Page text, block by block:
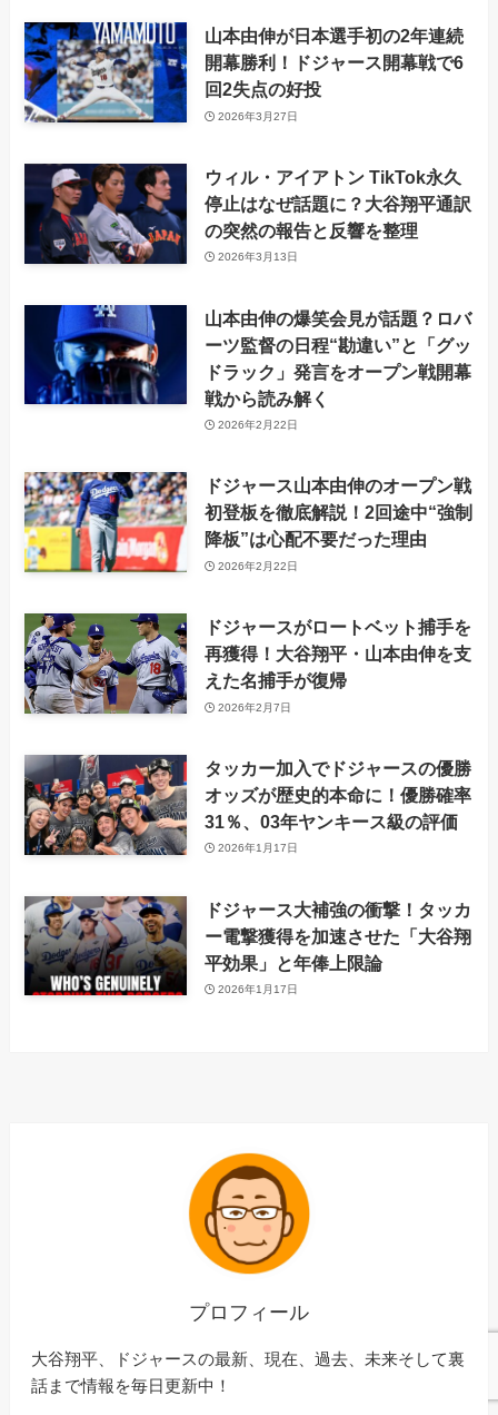
山本由伸が日本選手初の2年連続
開幕勝利！ドジャース開幕戦で6
回2失点の好投
2026年3月27日
ウィル・アイアトン TikTok永久
停止はなぜ話題に？大谷翔平通訳
の突然の報告と反響を整理
2026年3月13日
山本由伸の爆笑会見が話題？ロバ
ーツ監督の日程“勘違い”と「グッ
ドラック」発言をオープン戦開幕
戦から読み解く
2026年2月22日
ドジャース山本由伸のオープン戦
初登板を徹底解説！2回途中“強制
降板”は心配不要だった理由
2026年2月22日
ドジャースがロートベット捕手を
再獲得！大谷翔平・山本由伸を支
えた名捕手が復帰
2026年2月7日
タッカー加入でドジャースの優勝
オッズが歴史的本命に！優勝確率
31％、03年ヤンキース級の評価
2026年1月17日
ドジャース大補強の衝撃！タッカ
ー電撃獲得を加速させた「大谷翔
平効果」と年俸上限論
2026年1月17日
プロフィール
大谷翔平、ドジャースの最新、現在、過去、未来そして裏
話まで情報を毎日更新中！